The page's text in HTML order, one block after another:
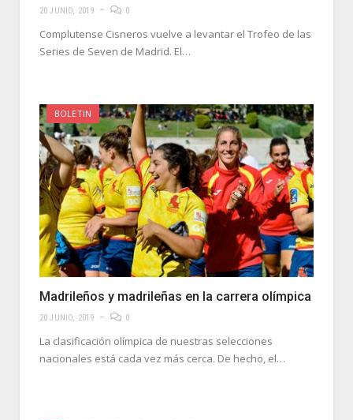
20 JUNIO, 2019 0
Complutense Cisneros vuelve a levantar el Trofeo de las
Series de Seven de Madrid. El…
BOLETIN
Madrileños y madrileñas en la carrera olímpica
20 JUNIO, 2019 0
La clasificación olímpica de nuestras selecciones
nacionales está cada vez más cerca. De hecho, el…